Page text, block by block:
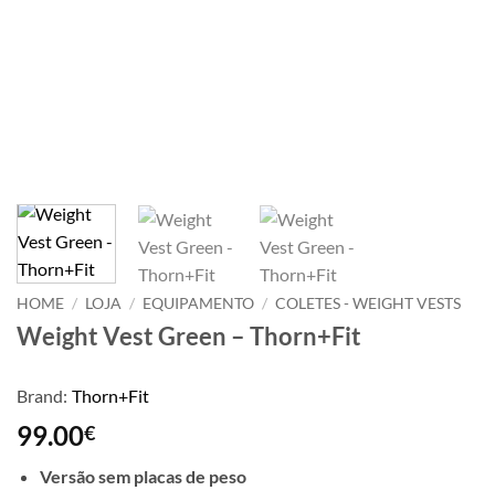
HOME / LOJA / EQUIPAMENTO / COLETES - WEIGHT VESTS
Weight Vest Green – Thorn+Fit
Brand: Thorn+Fit
99.00€
Versão sem placas de peso